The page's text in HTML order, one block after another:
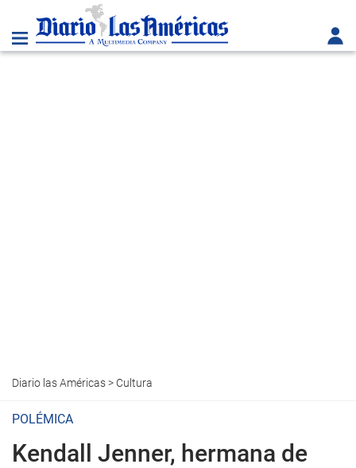
Diario las Américas> Cultura
POLÉMICA
Kendall Jenner, hermana de